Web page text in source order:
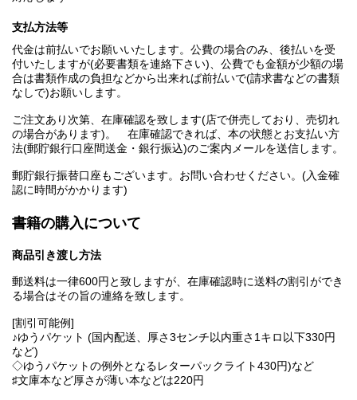
支払方法等
代金は前払いでお願いいたします。公費の場合のみ、後払いを受
付いたしますが(必要書類を連絡下さい)、公費でも金額が少額の場
合は書類作成の負担などから出来れば前払いで(請求書などの書類
なしで)お願いします。
ご注文あり次第、在庫確認を致します(店で併売しており、売切れ
の場合があります)。 在庫確認できれば、本の状態とお支払い方
法(郵貯銀行口座間送金・銀行振込)のご案内メールを送信します。
郵貯銀行振替口座もございます。お問い合わせください。(入金確
認に時間がかかります)
書籍の購入について
商品引き渡し方法
郵送料は一律600円と致しますが、在庫確認時に送料の割引ができ
る場合はその旨の連絡を致します。
[割引可能例]
♪ゆうパケット (国内配送、厚さ3センチ以内重さ1キロ以下330円
など)
◇ゆうパケットの例外となるレターパックライト430円)など
♯文庫本など厚さが薄い本などは220円